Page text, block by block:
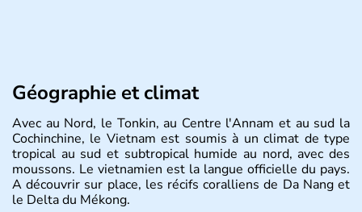
Géographie et climat
Avec au Nord, le Tonkin, au Centre l'Annam et au sud la
Cochinchine, le Vietnam est soumis à un climat de type
tropical au sud et subtropical humide au nord, avec des
moussons. Le vietnamien est la langue officielle du pays.
A découvrir sur place, les récifs coralliens de Da Nang et
le Delta du Mékong.